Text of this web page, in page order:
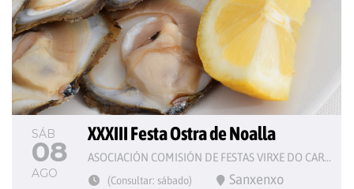
SÁB
08
AGO
XXXIII Festa Ostra de Noalla
ASOCIACIÓN COMISIÓN DE FESTAS VIRXE DO CARME
(Consultar: sábado) Sanxenxo